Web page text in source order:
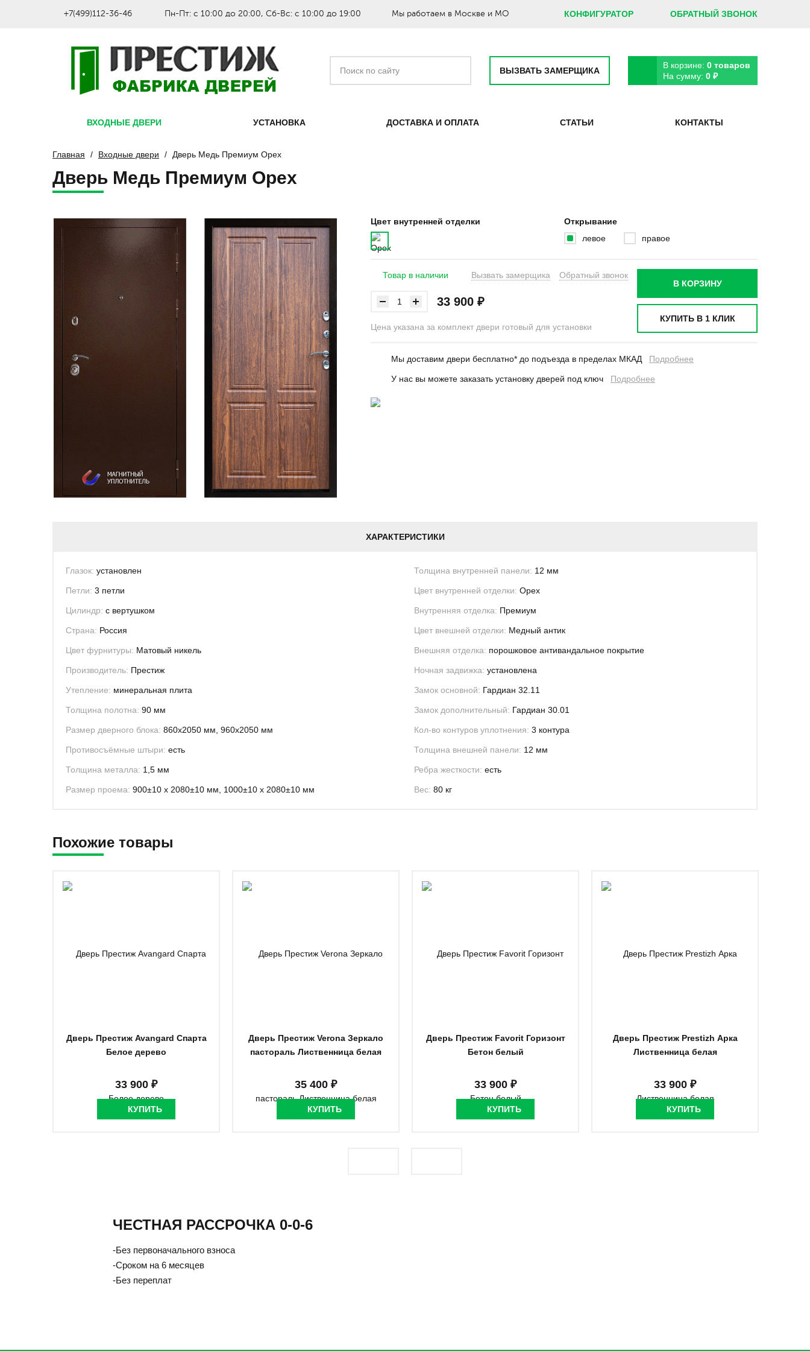
+7(499)112-36-46 Пн-Пт: с 10:00 до 20:00, Сб-Вс: с 10:00 до 19:00 Мы работаем в Москве и МО КОНФИГУРАТОР ОБРАТНЫЙ ЗВОНОК
ВЫЗВАТЬ ЗАМЕРЩИКА
В корзине: 0 товаров
На сумму: 0 ₽
ВХОДНЫЕ ДВЕРИ УСТАНОВКА ДОСТАВКА И ОПЛАТА СТАТЬИ КОНТАКТЫ
Главная Входные двери Дверь Медь Премиум Орех
Дверь Медь Премиум Орех
Цвет внутренней отделки
Открывание
левое
правое
Товар в наличии Вызвать замерщика Обратный звонок
33 900 ₽
Цена указана за комплект двери готовый для установки
В КОРЗИНУ
КУПИТЬ В 1 КЛИК
Мы доставим двери бесплатно* до подъезда в пределах МКАД Подробнее
У нас вы можете заказать установку дверей под ключ Подробнее
ХАРАКТЕРИСТИКИ
Глазок: установлен
Петли: 3 петли
Цилиндр: с вертушком
Страна: Россия
Цвет фурнитуры: Матовый никель
Производитель: Престиж
Утепление: минеральная плита
Толщина полотна: 90 мм
Размер дверного блока: 860х2050 мм, 960х2050 мм
Противосъёмные штыри: есть
Толщина металла: 1,5 мм
Размер проема: 900±10 х 2080±10 мм, 1000±10 х 2080±10 мм
Толщина внутренней панели: 12 мм
Цвет внутренней отделки: Орех
Внутренняя отделка: Премиум
Цвет внешней отделки: Медный антик
Внешняя отделка: порошковое антивандальное покрытие
Ночная задвижка: установлена
Замок основной: Гардиан 32.11
Замок дополнительный: Гардиан 30.01
Кол-во контуров уплотнения: 3 контура
Толщина внешней панели: 12 мм
Ребра жесткости: есть
Вес: 80 кг
Похожие товары
Дверь Престиж Avangard Спарта
Белое дерево
33 900 ₽
КУПИТЬ
Дверь Престиж Verona Зеркало
пастораль Лиственница белая
35 400 ₽
КУПИТЬ
Дверь Престиж Favorit Горизонт
Бетон белый
33 900 ₽
КУПИТЬ
Дверь Престиж Prestizh Арка
Лиственница белая
33 900 ₽
КУПИТЬ
ЧЕСТНАЯ РАССРОЧКА 0-0-6
-Без первоначального взноса
-Сроком на 6 месяцев
-Без переплат